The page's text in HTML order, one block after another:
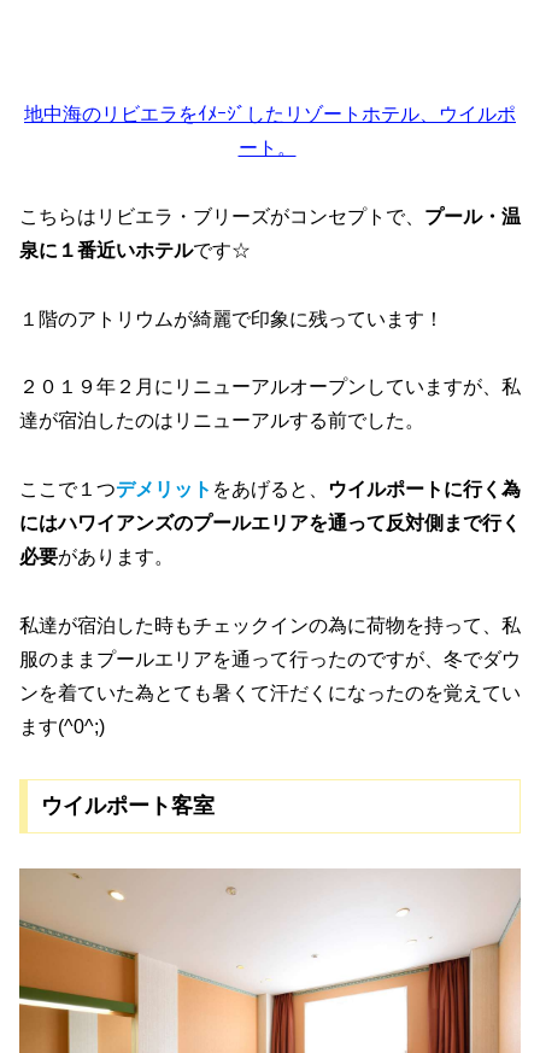
地中海のリビエラをｲﾒｰｼﾞしたリゾートホテル、ウイルポ
ート。
こちらはリビエラ・ブリーズがコンセプトで、 プール・温
泉に１番近いホテルです☆
１階のアトリウムが綺麗で印象に残っています！
２０１９年２月にリニューアルオープンしていますが、私
達が宿泊したのはリニューアルする前でした。
ここで１つデメリット をあげると、
ウイルポートに行く為
にはハワイアンズのプールエリアを通って反対側まで行く
必要があります。
私達が宿泊した時もチェックインの為に荷物を持って、私
服のままプールエリアを通って行ったのですが、冬でダウ
ンを着ていた為とても暑くて汗だくになったのを覚えてい
ます(^0^;)
ウイルポート客室